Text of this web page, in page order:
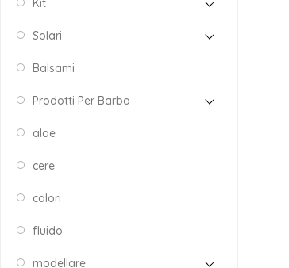
Kit
Solari
Balsami
Prodotti Per Barba
aloe
cere
colori
fluido
modellare